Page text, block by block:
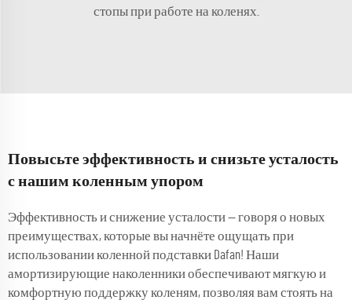
стопы при работе на коленях.
Повысьте эффективность и снизьте усталость
с нашим коленным упором
Эффективность и снижение усталости — говоря о новых
преимуществах, которые вы начнёте ощущать при
использовании коленной подставки Dafan! Наши
амортизирующие наколенники обеспечивают мягкую и
комфортную поддержку коленям, позволяя вам стоять на